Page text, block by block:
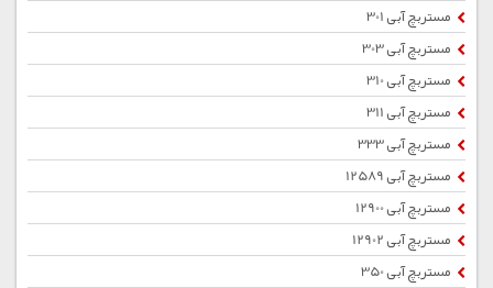
مستربچ آبی 301
مستربچ آبی 303
مستربچ آبی 310
مستربچ آبی 311
مستربچ آبی 333
مستربچ آبی 12589
مستربچ آبی 12900
مستربچ آبی 12902
مستربچ آبی 350